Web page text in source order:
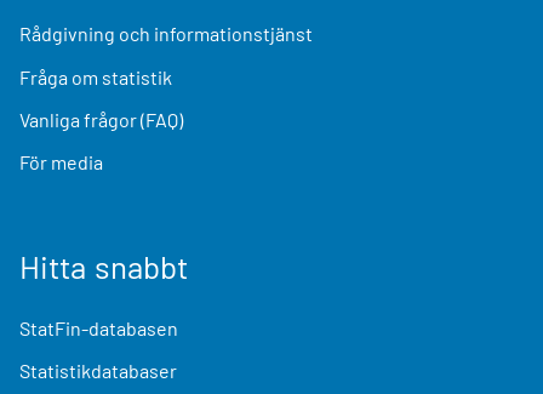
Rådgivning och informationstjänst
Fråga om statistik
Vanliga frågor (FAQ)
För media
Hitta snabbt
StatFin-databasen
Statistikdatabaser